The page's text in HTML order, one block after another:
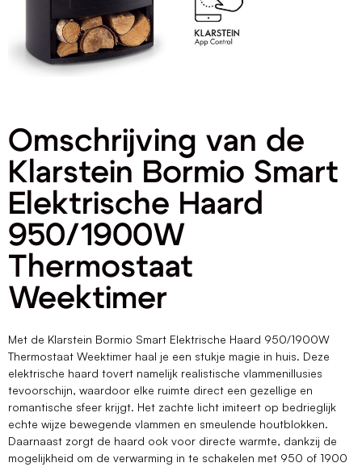
Omschrijving van de
Klarstein Bormio Smart
Elektrische Haard
950/1900W
Thermostaat
Weektimer
Met de Klarstein Bormio Smart Elektrische Haard 950/1900W
Thermostaat Weektimer haal je een stukje magie in huis. Deze
elektrische haard tovert namelijk realistische vlammenillusies
tevoorschijn, waardoor elke ruimte direct een gezellige en
romantische sfeer krijgt. Het zachte licht imiteert op bedrieglijk
echte wijze bewegende vlammen en smeulende houtblokken.
Daarnaast zorgt de haard ook voor directe warmte, dankzij de
mogelijkheid om de verwarming in te schakelen met 950 of 1900